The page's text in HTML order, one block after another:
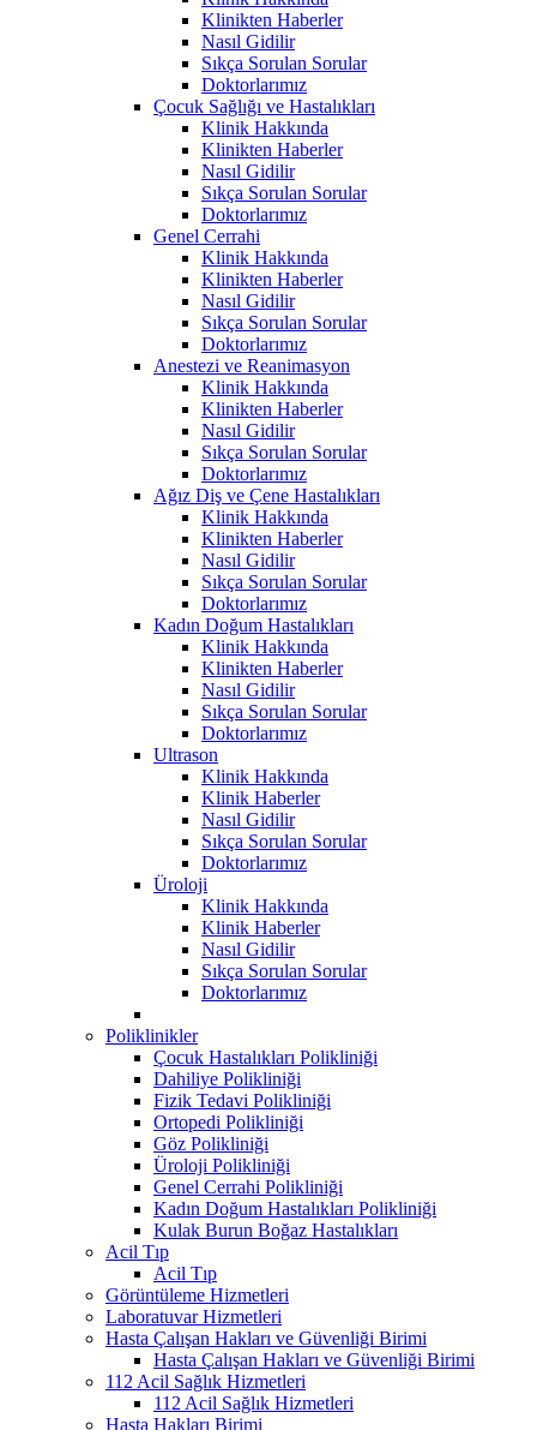
Klinikten Haberler
Nasıl Gidilir
Sıkça Sorulan Sorular
Doktorlarımız
Çocuk Sağlığı ve Hastalıkları
Klinik Hakkında
Klinikten Haberler
Nasıl Gidilir
Sıkça Sorulan Sorular
Doktorlarımız
Genel Cerrahi
Klinik Hakkında
Klinikten Haberler
Nasıl Gidilir
Sıkça Sorulan Sorular
Doktorlarımız
Anestezi ve Reanimasyon
Klinik Hakkında
Klinikten Haberler
Nasıl Gidilir
Sıkça Sorulan Sorular
Doktorlarımız
Ağız Diş ve Çene Hastalıkları
Klinik Hakkında
Klinikten Haberler
Nasıl Gidilir
Sıkça Sorulan Sorular
Doktorlarımız
Kadın Doğum Hastalıkları
Klinik Hakkında
Klinikten Haberler
Nasıl Gidilir
Sıkça Sorulan Sorular
Doktorlarımız
Ultrason
Klinik Hakkında
Klinik Haberler
Nasıl Gidilir
Sıkça Sorulan Sorular
Doktorlarımız
Üroloji
Klinik Hakkında
Klinik Haberler
Nasıl Gidilir
Sıkça Sorulan Sorular
Doktorlarımız
Poliklinikler
Çocuk Hastalıkları Polikliniği
Dahiliye Polikliniği
Fizik Tedavi Polikliniği
Ortopedi Polikliniği
Göz Polikliniği
Üroloji Polikliniği
Genel Cerrahi Polikliniği
Kadın Doğum Hastalıkları Polikliniği
Kulak Burun Boğaz Hastalıkları
Acil Tıp
Acil Tıp
Görüntüleme Hizmetleri
Laboratuvar Hizmetleri
Hasta Çalışan Hakları ve Güvenliği Birimi
Hasta Çalışan Hakları ve Güvenliği Birimi
112 Acil Sağlık Hizmetleri
112 Acil Sağlık Hizmetleri
Hasta Hakları Birimi